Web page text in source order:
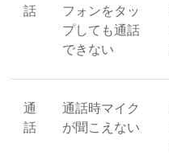
話
フォンをタッ
プしても通話
できない
通
話
通話時マイク
が聞こえない